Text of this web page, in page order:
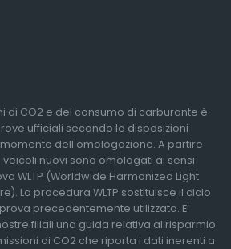
di CO2 e del consumo di carburante è
ufficiali secondo le disposizioni
dell'omologazione. A partire
veicoli nuovi sono omologati ai sensi
WLTP (Worldwide Harmonized Light
La procedura WLTP sostituisce il ciclo
precedentemente utilizzata. E’
filiali una guida relativa al risparmio
di CO2 che riporta i dati inerenti a